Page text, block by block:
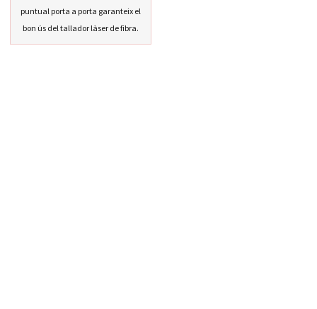
puntual porta a porta garanteix el
bon ús del tallador làser de fibra.